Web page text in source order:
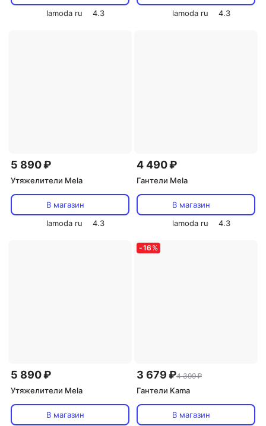
lamoda ru
4.3
lamoda ru
4.3
5 890 ₽
Утяжелители Mela
В магазин
lamoda ru
4.3
4 490 ₽
Гантели Mela
В магазин
lamoda ru
4.3
5 890 ₽
Утяжелители Mela
В магазин
-16 %
3 679 ₽4 399 ₽
Гантели Kama
В магазин